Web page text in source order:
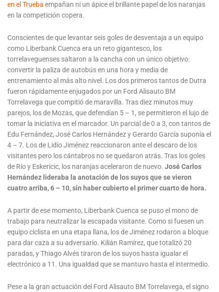
en el Trueba empañan ni un ápice el brillante papel de los naranjas
en la competición copera.
Conscientes de que levantar seis goles de desventaja a un equipo
como Liberbank Cuenca era un reto gigantesco, los
torrelaveguenses saltaron a la cancha con un único objetivo:
convertir la paliza de autobús en una hora y media de
entrenamiento al más alto nivel. Los dos primeros tantos de Dutra
fueron rápidamente enjugados por un Ford Alisauto BM
Torrelavega que compitió de maravilla. Tras diez minutos muy
parejos, los de Mozas, que defendían 5 – 1, se permitieron el lujo de
tomar la iniciativa en el marcador. Un parcial de 0 a 3, con tantos de
Edu Fernández, José Carlos Hernández y Gerardo García suponía el
4 – 7. Los de Lidio Jiménez reaccionaron ante el descaro de los
visitantes pero los cántabros no se quedaron atrás. Tras los goles
de Río y Eskericic, los naranjas aceleraron de nuevo. José Carlos
Hernández lideraba la anotación de los suyos que se vieron
cuatro arriba, 6 – 10, sin haber cubierto el primer cuarto de hora.
A partir de ese momento, Liberbank Cuenca se puso el mono de
trabajo para neutralizar la escapada visitante. Como si fuesen un
equipo ciclista en una etapa llana, los de Jiménez rodaron a bloque
para dar caza a su adversario. Kilián Ramírez, que totalizó 20
paradas, y Thiago Alvés tiraron de los suyos hasta igualar el
electrónico a 11. Una igualdad que se mantuvo hasta el intermedio.
Pese a la gran actuación del Ford Alisauto BM Torrelavega, el signo